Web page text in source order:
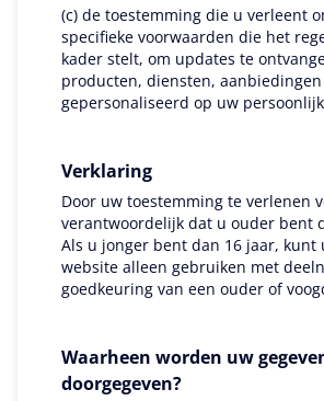
(c) de toestemming die u verleent
specifieke voorwaarden die het
kader stelt, om updates te
producten, diensten, aanbiedingen
gepersonaliseerd op uw
Verklaring
Door uw toestemming te verlenen
verantwoordelijk dat u ouder bent
Als u jonger bent dan 16 jaar, kunt
website alleen gebruiken met
goedkeuring van een ouder of
Waarheen worden uw
doorgegeven?